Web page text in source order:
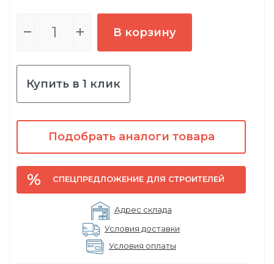
В корзину
Купить в 1 клик
Подобрать аналоги товара
СПЕЦПРЕДЛОЖЕНИЕ ДЛЯ СТРОИТЕЛЕЙ
Адрес склада
Условия доставки
Условия оплаты